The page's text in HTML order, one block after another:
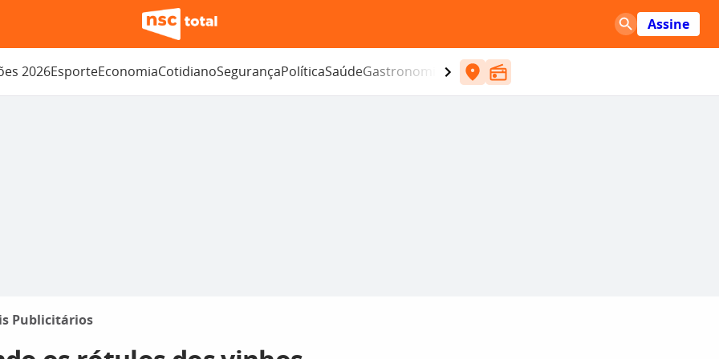
Assine
2026EsporteEconomiaCotidianoSegurançaPolíticaSaúdeGastronomia Entretenimento
Publicitários